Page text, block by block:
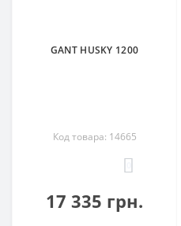
GANT HUSKY 1200
Код товара: 14665
17 335 грн.